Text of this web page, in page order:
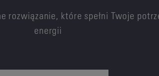
rozwiązanie, które spełni Twoje
energii